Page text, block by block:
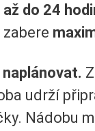
až do 24
udrží
Nádobu